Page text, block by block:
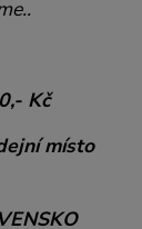
Kč
místo